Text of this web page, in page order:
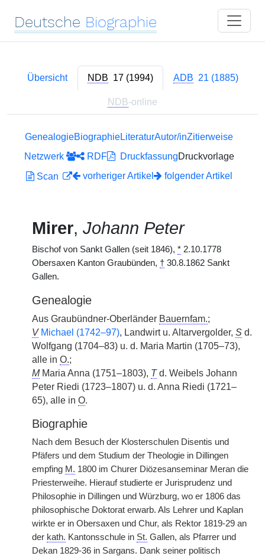
Deutsche Biographie
Übersicht NDB 17 (1994) ADB 21 (1885)
NDB-online
GenealogieBiographieLiteraturAutor/inZitierweise
Netzwerk
RDF DruckfassungDruckvorlage
Scan
vorheriger Artikel folgender Artikel
Mirer, Johann Peter
Bischof von Sankt Gallen (seit 1846), * 2.10.1778
Obersaxen Kanton Graubünden, † 30.8.1862 Sankt
Gallen.
Genealogie
Aus Graubündner-Oberländer Bauernfam.;
V Michael (1742–97), Landwirt u. Altarvergolder, S d.
Wolfgang (1704–83) u. d. Maria Martin (1705–73),
alle in O.;
MMaria Anna (1751–1803), Td. Weibels Johann
Peter Riedi (1723–1807) u. d. Anna Riedi (1721–
65), alle in O.
Biographie
Nach dem Besuch der Klosterschulen Disentis und
Pfäfers und dem Studium der Theologie in Dillingen
empfing M. 1800 im Churer Diözesanseminar Meran die
Priesterweihe. Hierauf studierte er Jurisprudenz und
Philosophie in Dillingen und Würzburg, wo er 1806 das
philosophische Doktorat erwarb. Als Lehrer und Kaplan
wirkte er in Obersaxen und Chur, als Rektor 1819-29 an
der kath. Kantonsschule in St. Gallen, als Pfarrer und
Dekan 1829-36 in Sargans. Dank seiner politisch